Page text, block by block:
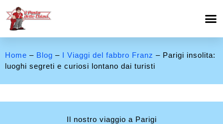
Home – Blog – I Viaggi del fabbro Franz – Parigi insolita:
luoghi segreti e curiosi lontano dai turisti
Il nostro viaggio a Parigi